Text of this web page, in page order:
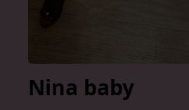
Nina baby